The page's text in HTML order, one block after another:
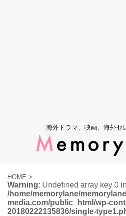
海外ドラマ、映画、海外セ
HOME >
Warning: Undefined array key 0 in
/home/memorylane/
media.com/public_html/wp-
20180222135836/single-